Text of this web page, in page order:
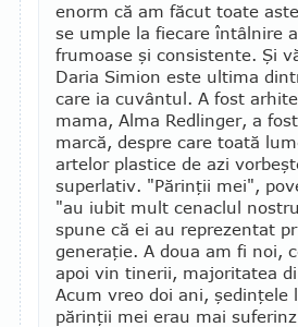
enorm că am făcut toate
se umple la fiecare în­tâl­nire
frumoase şi consistente. Şi
Daria Simion este ultima
care ia cuvântul. A fost
mama, Al­ma Redlinger, a
marcă, despre care toată
artelor plastice de azi
superlativ. "Părinţii mei",
"au iubit mult cenaclul
spune că ei au re­prezentat
generaţie. A doua am fi noi,
apoi vin tinerii, majoritatea
Acum vreo doi ani,
părinţii mei erau mai